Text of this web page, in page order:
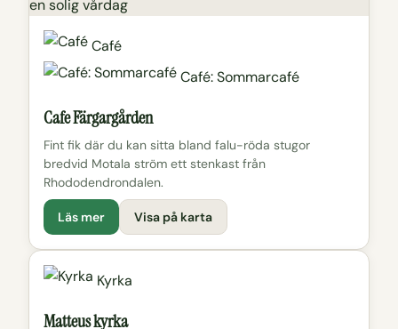
Café
Café: Sommarcafé
Cafe Färgargården
Fint fik där du kan sitta bland falu-röda stugor
bredvid Motala ström ett stenkast från
Rhododendrondalen.
Läs mer Visa på karta
Kyrka
Matteus kyrka